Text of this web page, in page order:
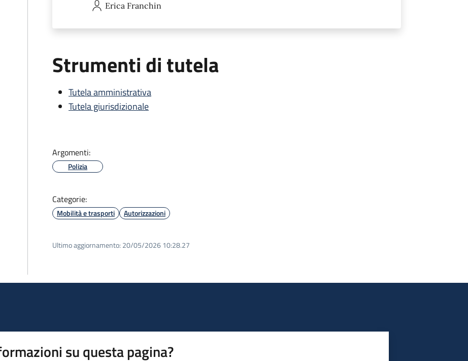
Erica Franchin
Strumenti di tutela
Tutela amministrativa
Tutela giurisdizionale
Argomenti:
Polizia
Categorie:
Mobilità e trasporti Autorizzazioni
Ultimo aggiornamento: 20/05/2026 10:28.27
su questa pagina?